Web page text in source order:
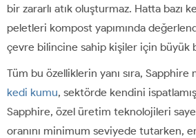
bir zararlı atık oluşturmaz. Hatta bazı
peletleri kompost yapımında
çevre bilincine sahip kişiler için büyük
Tüm bu özelliklerin yanı sıra, Sapphire
kedi kumu, sektörde kendini
Sapphire, özel üretim teknolojileri
oranını minimum seviyede tutarken,